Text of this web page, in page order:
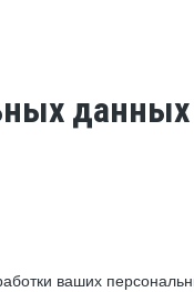
данных
ваших